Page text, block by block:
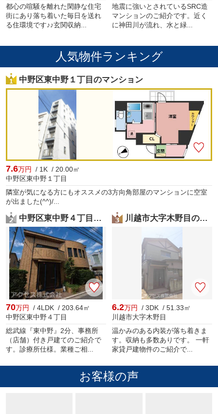
都心の喧騒を離れた閑静な住宅
街にあり落ち着いた毎日を送れ
る住環境です♪♪玄関収納...
地震に強いとされているSRC造
マンションのご紹介です。近く
に神田川が流れ、水と緑...
人気物件ランキング
中野区東中野１丁目のマンション
7.6万円
/ 1K / 20.00㎡
中野区東中野１丁目
隣室が気になる方にもオススメの3方向角部屋のマンションに空室
が出ました(^^)/...
中野区東中野４丁目の一戸建て
70万円
/ 4LDK / 203.64㎡
中野区東中野４丁目
総武線『東中野』2分、事務所
（店舗）付き戸建てのご紹介で
す。診療所仕様。業種ご相...
川越市大字木野目の一戸建て
6.2万円
/ 3DK / 51.33㎡
川越市大字木野目
温かみのある内装が落ち着きま
す。収納も多数ありです。 一軒
家貸戸建物件のご紹介で...
お客様の声